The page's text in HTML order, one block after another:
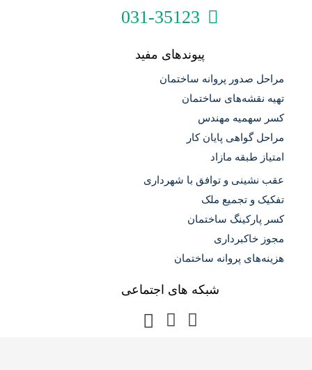
031-35123
پیوندهای مفید
مراحل صدور پروانه ساختمان
تهیه نقشه‌های ساختمان
کسر سهمیه مهندس
مراحل گواهی پایان کار
امتیاز طبقه مازاد
عقب نشینی و توافق با شهرداری
تفکیک و تجمیع ملک
کسر پارکینگ ساختمان
مجوز خاکبرداری
هزینه‌های پروانه ساختمان
شبکه های اجتماعی